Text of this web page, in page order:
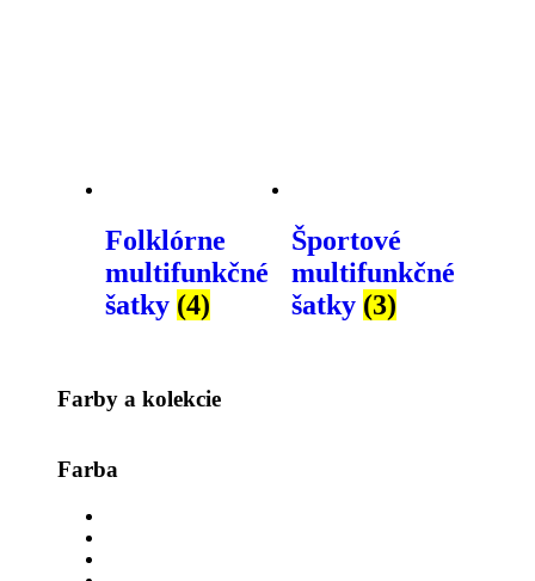
Folklórne
multifunkčné
šatky (4)
Športové
multifunkčné
šatky (3)
Farby a kolekcie
Farba